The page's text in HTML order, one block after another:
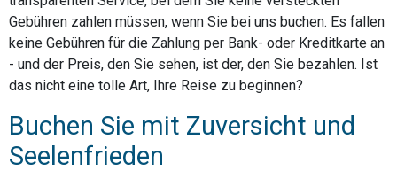
Gebühren zahlen müssen, wenn Sie bei uns buchen. Es fallen
keine Gebühren für die Zahlung per Bank- oder Kreditkarte an
- und der Preis, den Sie sehen, ist der, den Sie bezahlen. Ist
das nicht eine tolle Art, Ihre Reise zu beginnen?
Buchen Sie mit Zuversicht und
Seelenfrieden